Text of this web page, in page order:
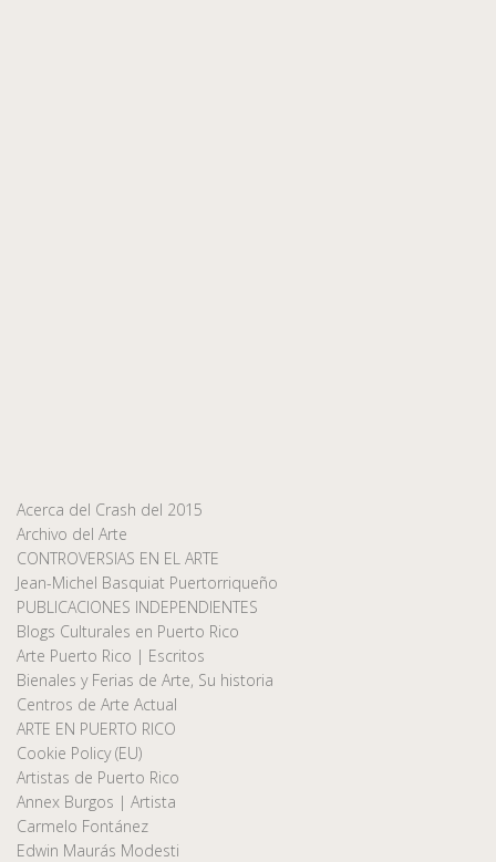
Acerca del Crash del 2015
Archivo del Arte
CONTROVERSIAS EN EL ARTE
Jean-Michel Basquiat Puertorriqueño
PUBLICACIONES INDEPENDIENTES
Blogs Culturales en Puerto Rico
Arte Puerto Rico | Escritos
Bienales y Ferias de Arte, Su historia
Centros de Arte Actual
ARTE EN PUERTO RICO
Cookie Policy (EU)
Artistas de Puerto Rico
Annex Burgos | Artista
Carmelo Fontánez
Edwin Maurás Modesti